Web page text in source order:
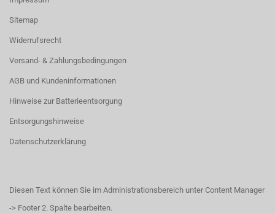
Sitemap
Widerrufsrecht
Versand- & Zahlungsbedingungen
AGB und Kundeninformationen
Hinweise zur Batterieentsorgung
Entsorgungshinweise
Datenschutzerklärung
Diesen Text können Sie im Administrationsbereich unter Content Manager
-> Footer 2. Spalte bearbeiten.